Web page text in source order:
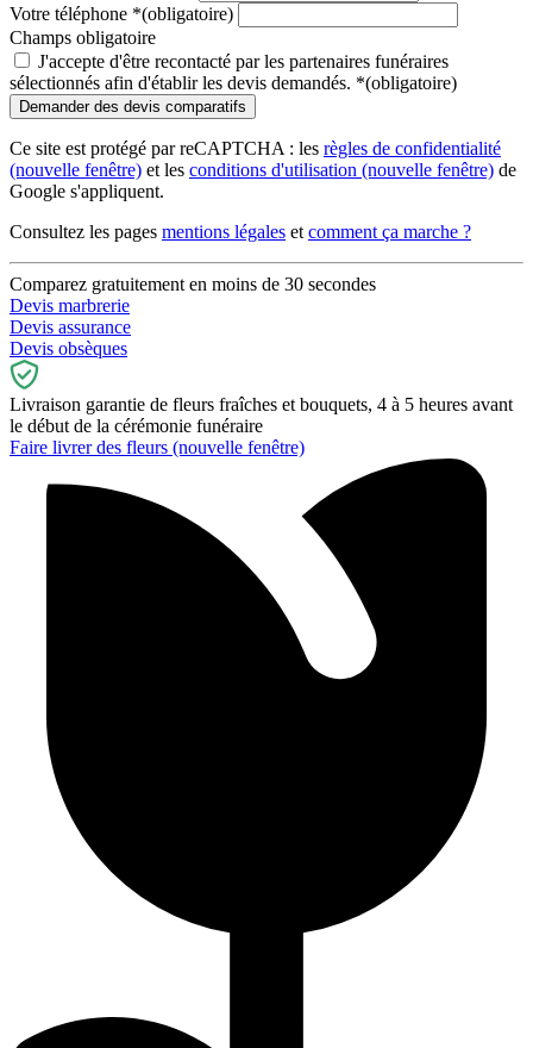
Votre téléphone *(obligatoire)
Champs obligatoire
J'accepte d'être recontacté par les partenaires funéraires
sélectionnés afin d'établir les devis demandés. *(obligatoire)
Ce site est protégé par reCAPTCHA : les règles de confidentialité
(nouvelle fenêtre) et les conditions d'utilisation (nouvelle fenêtre) de
Google s'appliquent.
Consultez les pages mentions légales et comment ça marche ?
Comparez gratuitement en moins de 30 secondes
Devis marbrerie
Devis assurance
Devis obsèques
Livraison garantie de fleurs fraîches et bouquets, 4 à 5 heures avant
le début de la cérémonie funéraire
Faire livrer des fleurs (nouvelle fenêtre)